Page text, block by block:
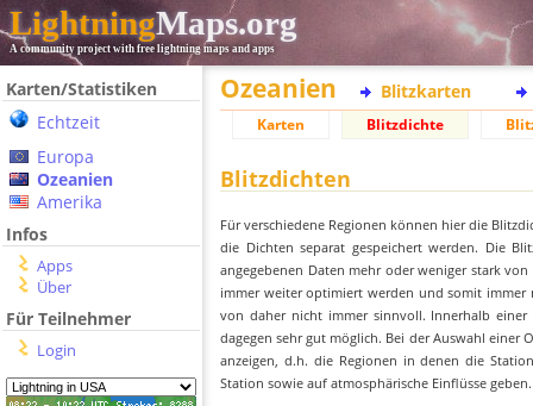
LightningMaps.org
A community project with free lightning maps and apps
Karten/Statistiken
Echtzeit
Europa
Ozeanien
Amerika
Infos
Apps
Über
Für Teilnehmer
Login
Ozeanien Blitzkarten
Karten Blitzdichte
Blitzdichten
Für verschiedene Regionen können hier die
die Dichten separat gespeichert werden. Die
angegebenen Daten mehr oder weniger stark
immer weiter optimiert werden und somit immer
von daher nicht immer sinnvoll. Innerhalb einer
dagegen sehr gut möglich. Bei der Auswahl einer
anzeigen, d.h. die Regionen in denen die
Station sowie auf atmosphärische Einflüsse geben.